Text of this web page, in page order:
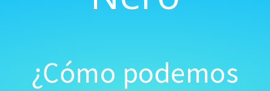
¿Cómo podemos